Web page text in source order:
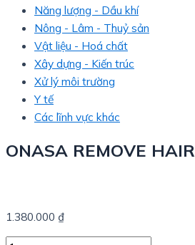
Năng lượng - Dầu khí
Nông - Lâm - Thuỷ sản
Vật liệu - Hoá chất
Xây dựng - Kiến trúc
Xử lý môi trường
Y tế
Các lĩnh vực khác
ONASA REMOVE HAIR
1.380.000 ₫